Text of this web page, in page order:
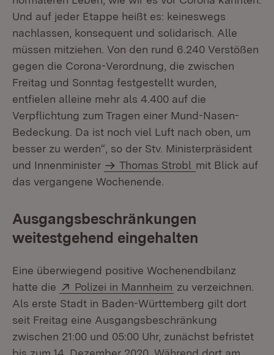
Und auf jeder Etappe heißt es: keineswegs
nachlassen, konsequent und solidarisch. Alle
müssen mitziehen. Von den rund 6.240 Verstößen
gegen die Corona-Verordnung, die zwischen
Freitag und Sonntag festgestellt wurden,
entfielen alleine mehr als 4.400 auf die
Verpflichtung zum Tragen einer Mund-Nasen-
Bedeckung. Da ist noch viel Luft nach oben, um
besser zu werden“, so der Stv. Ministerpräsident
und Innenminister
Thomas Strobl mit Blick auf
das vergangene Wochenende.
Ausgangsbeschränkungen
weitestgehend eingehalten
Eine überwiegend positive Wochenendbilanz
hatte die
Extern:
Polizei in Mannheim (Öffnet in neuem
zu verzeichnen.
Als erste Stadt in Baden-Württemberg gilt dort
seit Freitag eine Ausgangsbeschränkung
zwischen 21:00 und 05:00 Uhr, zunächst befristet